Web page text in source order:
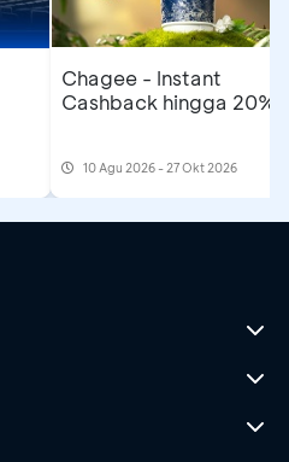
Chagee - Instant
Cashback hingga 20%
10 Agu 2026 - 27 Okt 2026